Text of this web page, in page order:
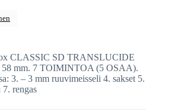
CLASSIC SD TRANSLUCIDE
mm. 7 TOIMINTOA (5 OSAA).
3. – 3 mm ruuvimeisseli 4. sakset 5.
rengas